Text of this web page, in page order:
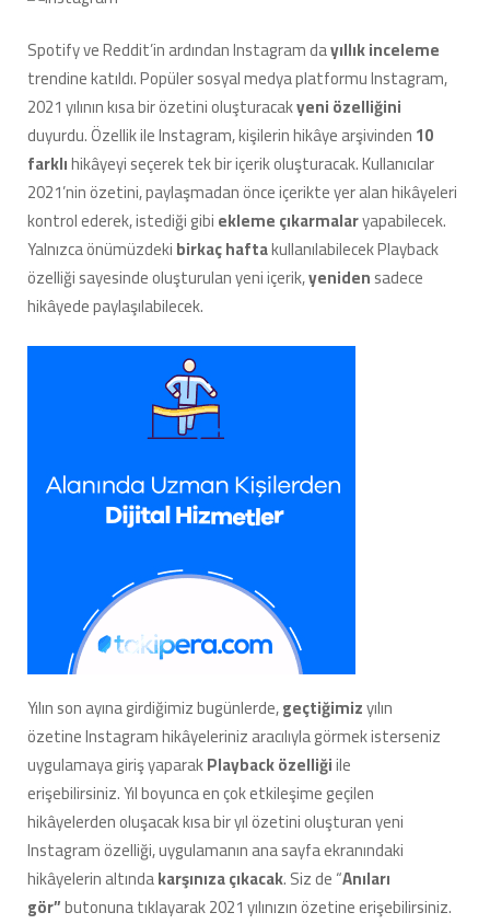
Spotify ve Reddit’in ardından Instagram dayıllık inceleme
trendine katıldı. Popüler sosyal medya platformu Instagram,
2021 yılının kısa bir özetini oluşturacakyeniözelliğini
duyurdu. Özellik ile Instagram, kişilerin hikâye arşivinden10
farklıhikâyeyi seçerek tek bir içerik oluşturacak. Kullanıcılar
2021’nin özetini, paylaşmadan önce içerikte yer alan hikâyeleri
kontrol ederek, istediği gibiekleme çıkarmalaryapabilecek.
Yalnızca önümüzdekibirkaç haftakullanılabilecek Playback
özelliği sayesinde oluşturulan yeni içerik,yenidensadece
hikâyedepaylaşılabilecek.
Yılın son ayına girdiğimiz bugünlerde,geçtiğimizyılın
özetine Instagram hikâyeleriniz aracılıyla görmek isterseniz
uygulamaya giriş yaparakPlayback özelliğiile
erişebilirsiniz. Yıl boyunca en çok etkileşime geçilen
hikâyelerden oluşacak kısa bir yıl özetini oluşturan yeni
Instagram özelliği, uygulamanın ana sayfa ekranındaki
hikâyelerin altındakarşınıza çıkacak. Siz de “Anıları
gör”butonuna tıklayarak 2021 yılınızın özetine erişebilirsiniz.